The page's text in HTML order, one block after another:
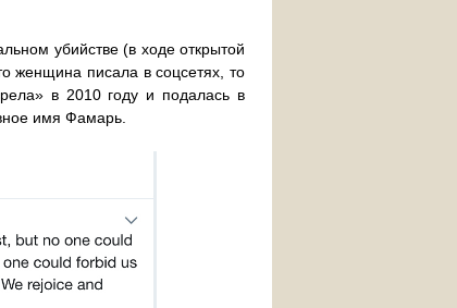
убийстве (в ходе открытой
женщина писала в соцсетях, то
в 2010 году и подалась в
имя Фамарь.